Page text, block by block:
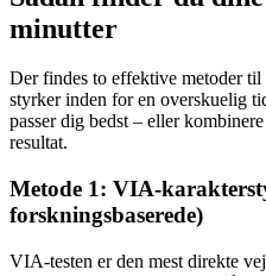
minutter
Der findes to effektive metoder
styrker inden for en overskuelig
passer dig bedst – eller
resultat.
Metode 1: VIA-
forskningsbaserede)
VIA-testen er den mest direkte